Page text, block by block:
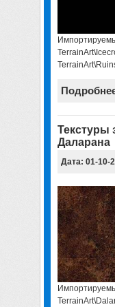
Текстуры
Даларана
Дата: 01-10-